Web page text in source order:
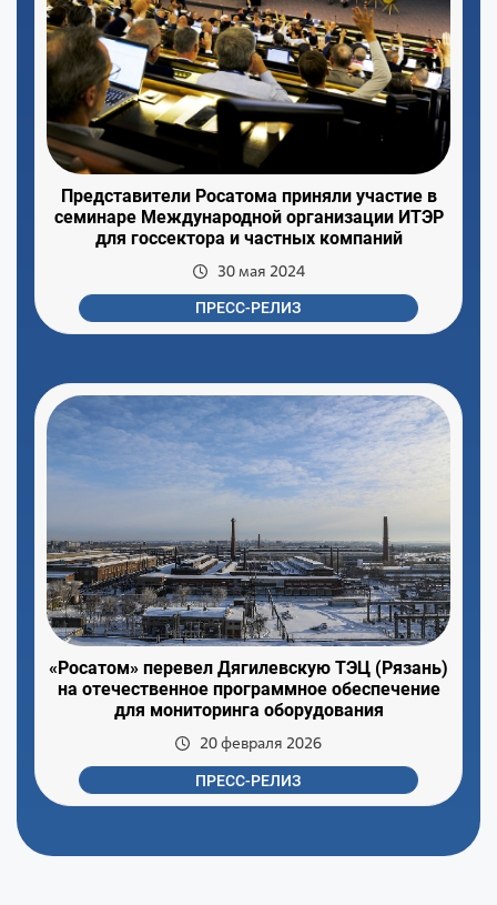
Представители Росатома приняли участие в
семинаре Международной организации ИТЭР
для госсектора и частных компаний
30 мая 2024
ПРЕСС-РЕЛИЗ
«Росатом» перевел Дягилевскую ТЭЦ (Рязань)
на отечественное программное обеспечение
для мониторинга оборудования
20 февраля 2026
ПРЕСС-РЕЛИЗ